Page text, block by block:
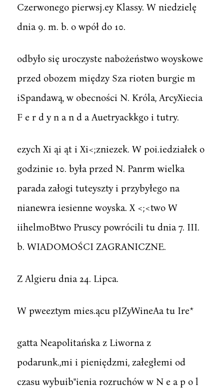
Czerwonego pierwsj.ey Klassy. W niedzielę
dnia 9. m. b. o wpół do 10.
odbyło się uroczyste nabożeństwo woyskowe
przed obozem między Sza rioten burgie m
iSpandawą, w obecności N. Króla, ArcyXiecia
F e r d y n a n d a Auetryackkgo i tutry.
ezych Xi ąi ąt i Xi<;zniezek. W poi.iedziałek o
godzinie 10. była przed N. Panrm wielka
parada załogi tuteyszty i przybyłego na
nianewra iesienne woyska. X <;<two W
iihelmoBtwo Pruscy powrócili tu dnia 7. III.
b. WIADOMOŚCI ZAGRANICZNE.
Z Algieru dnia 24. Lipca.
W pweeztym mies.ącu pIZyWineAa tu Ire*
gatta Neapolitańska z Liworna z
podarunk.,mi i pieniędzmi, załegłemi od
czasu wybuib"ienia rozruchów w N e a p o l